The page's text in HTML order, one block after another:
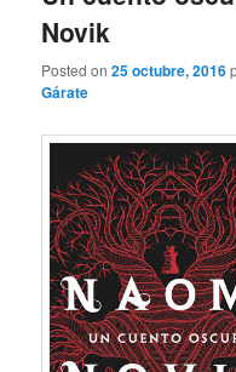
Novik
Posted on25 octubre, 2016
Gárate